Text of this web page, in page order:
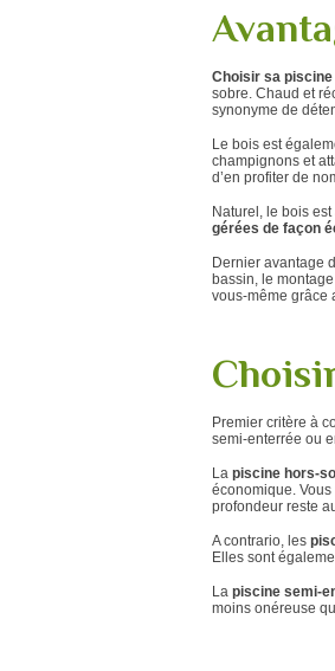
Choisir sa piscine
sobre. Chaud et
synonyme de
Le bois est
champignons et
d’en profiter de
Naturel, le bois
gérées de façon
Dernier avantage
bassin, le
vous-même grâce
Premier critère à
semi-enterrée ou
La piscine hors-sol
économique.
profondeur reste
A contrario, les
Elles sont
La piscine semi-
moins onéreuse